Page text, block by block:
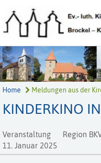
Home Meldungen aus der
KINDERKINO
Veranstaltung
Region
11. Januar 2025